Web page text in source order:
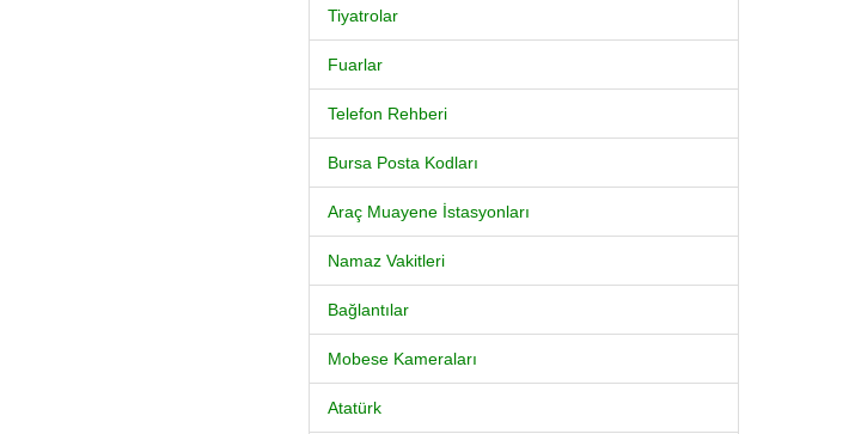
Tiyatrolar
Fuarlar
Telefon Rehberi
Bursa Posta Kodları
Araç Muayene İstasyonları
Namaz Vakitleri
Bağlantılar
Mobese Kameraları
Atatürk